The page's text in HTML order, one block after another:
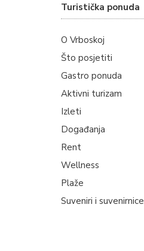
Turistička ponuda
O Vrboskoj
Što posjetiti
Gastro ponuda
Aktivni turizam
Izleti
Događanja
Rent
Wellness
Plaže
Suveniri i suvenirnice